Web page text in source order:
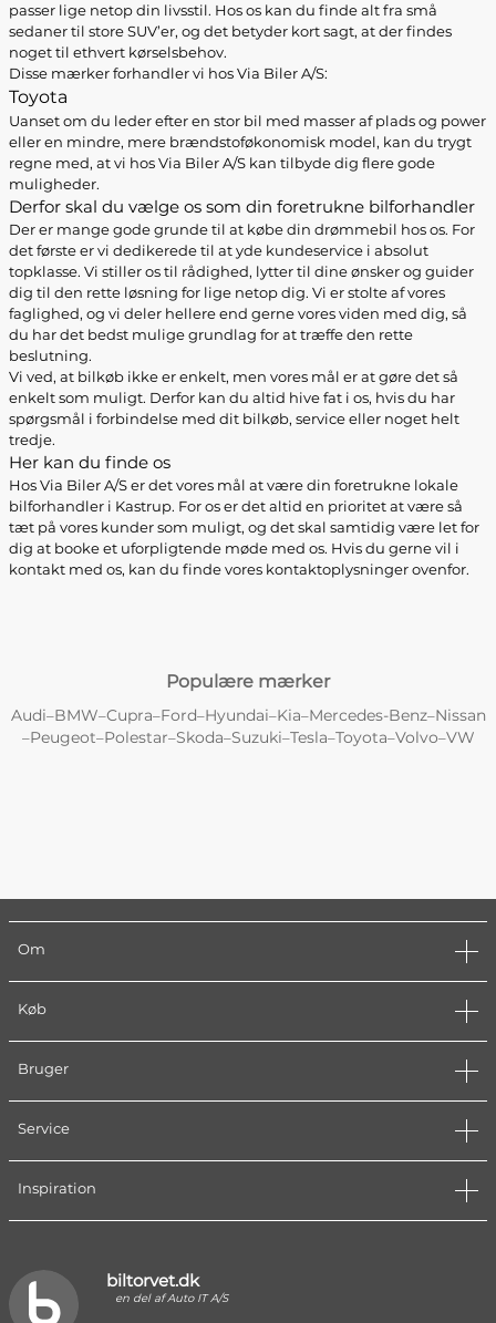
passer lige netop din livsstil. Hos os kan du finde alt fra små
sedaner til store SUV’er, og det betyder kort sagt, at der findes
noget til ethvert kørselsbehov.
Disse mærker forhandler vi hos Via Biler A/S:
Toyota
Uanset om du leder efter en stor bil med masser af plads og power
eller en mindre, mere brændstoføkonomisk model, kan du trygt
regne med, at vi hos Via Biler A/S kan tilbyde dig flere gode
muligheder.
Derfor skal du vælge os som din foretrukne bilforhandler
Der er mange gode grunde til at købe din drømmebil hos os. For
det første er vi dedikerede til at yde kundeservice i absolut
topklasse. Vi stiller os til rådighed, lytter til dine ønsker og guider
dig til den rette løsning for lige netop dig. Vi er stolte af vores
faglighed, og vi deler hellere end gerne vores viden med dig, så
du har det bedst mulige grundlag for at træffe den rette
beslutning.
Vi ved, at bilkøb ikke er enkelt, men vores mål er at gøre det så
enkelt som muligt. Derfor kan du altid hive fat i os, hvis du har
spørgsmål i forbindelse med dit bilkøb, service eller noget helt
tredje.
Her kan du finde os
Hos Via Biler A/S er det vores mål at være din foretrukne lokale
bilforhandler i Kastrup. For os er det altid en prioritet at være så
tæt på vores kunder som muligt, og det skal samtidig være let for
dig at booke et uforpligtende møde med os. Hvis du gerne vil i
kontakt med os, kan du finde vores kontaktoplysninger ovenfor.
Populære mærker
Audi–BMW–Cupra–Ford–Hyundai–Kia–Mercedes-Benz–Nissan
–Peugeot–Polestar–Skoda–Suzuki–Tesla–Toyota–Volvo–VW
Om
Køb
Bruger
Service
Inspiration
biltorvet.dk
en del af Auto IT A/S